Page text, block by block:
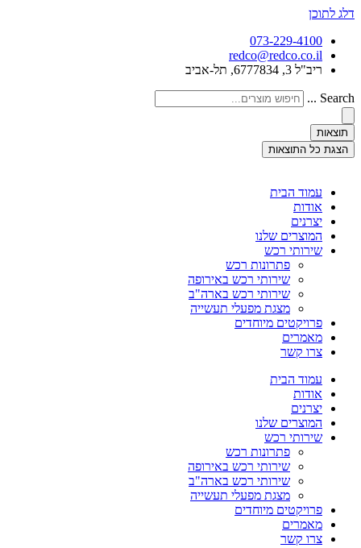
דלג לתוכן
073-229-4100
redco@redco.co.il
ריב"ל 3, 6777834, תל-אביב
Search ...
תוצאות
הצגת כל התוצאות
עמוד הבית
אודות
יצרנים
המוצרים שלנו
שירותי רכש
פתרונות רכש
שירותי רכש באירופה
שירותי רכש בארה"ב
מצגת מפעלי תעשייה
פרויקטים מיוחדים
מאמרים
צרו קשר
עמוד הבית
אודות
יצרנים
המוצרים שלנו
שירותי רכש
פתרונות רכש
שירותי רכש באירופה
שירותי רכש בארה"ב
מצגת מפעלי תעשייה
פרויקטים מיוחדים
מאמרים
צרו קשר